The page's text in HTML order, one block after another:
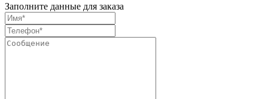
Заполните данные для заказа